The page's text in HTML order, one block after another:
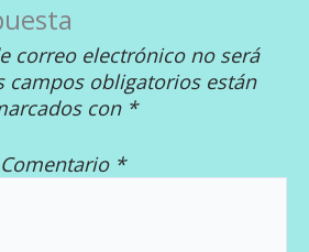
correo electrónico no será
campos obligatorios están
con *
Comentario *